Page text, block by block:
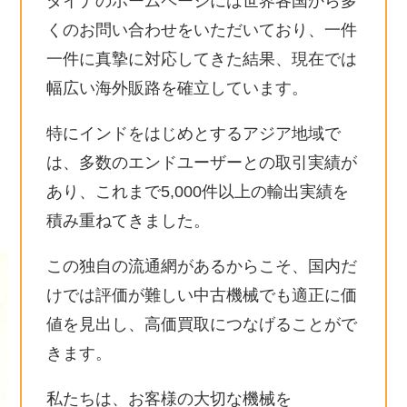
くのお問い合わせをいただいており、一件
一件に真摯に対応してきた結果、現在では
幅広い海外販路を確立しています。
特にインドをはじめとするアジア地域で
は、多数のエンドユーザーとの取引実績が
あり、これまで5,000件以上の輸出実績を
積み重ねてきました。
この独自の流通網があるからこそ、国内だ
けでは評価が難しい中古機械でも適正に価
値を見出し、高価買取につなげることがで
きます。
私たちは、お客様の大切な機械を